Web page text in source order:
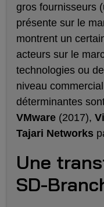
gros fournisseurs
présente sur le
montrent un
acteurs sur le
technologies ou
niveau
déterminantes
VMware (2017),
Tajari Networks
Une
SD-